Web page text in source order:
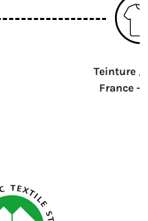
Teinture /
France -